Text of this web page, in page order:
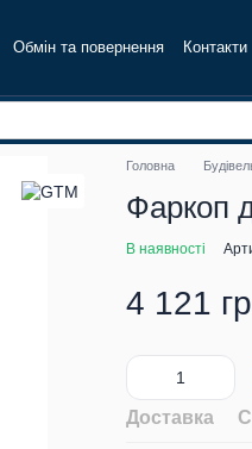
Обмін та повернення Контакти
Головна
Фаркоп
В наявності
4 121
Доставка